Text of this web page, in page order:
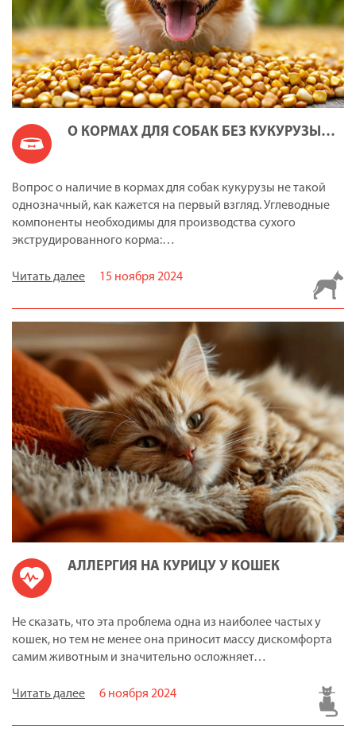
О КОРМАХ ДЛЯ СОБАК БЕЗ КУКУРУЗЫ…
Вопрос о наличие в кормах для собак кукурузы не такой
однозначный, как кажется на первый взгляд. Углеводные
компоненты необходимы для производства сухого
экструдированного корма:…
Читать далее 15 ноября 2024
АЛЛЕРГИЯ НА КУРИЦУ У КОШЕК
Не сказать, что эта проблема одна из наиболее частых у
кошек, но тем не менее она приносит массу дискомфорта
самим животным и значительно осложняет…
Читать далее 6 ноября 2024